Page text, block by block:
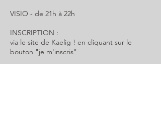
VISIO - de 21h à 22h
INSCRIPTION :
via le site de Kaelig ! en cliquant sur le
bouton "je m'inscris"